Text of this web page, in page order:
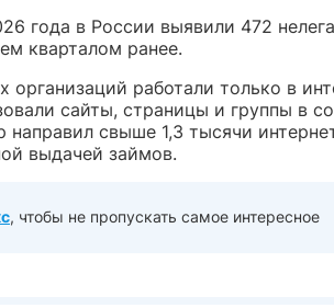
года в России выявили 472
кварталом ранее.
организаций работали только в
сайты, страницы и группы в
направил свыше 1,3 тысячи
выдачей займов.
, чтобы не пропускать самое интересное